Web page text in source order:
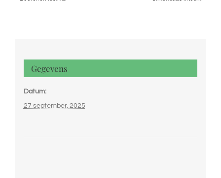
Gegevens
Datum:
27 september, 2025